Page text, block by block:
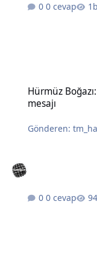
0 cevap
Hürmüz
mesajı
Gönderen:
0 cevap